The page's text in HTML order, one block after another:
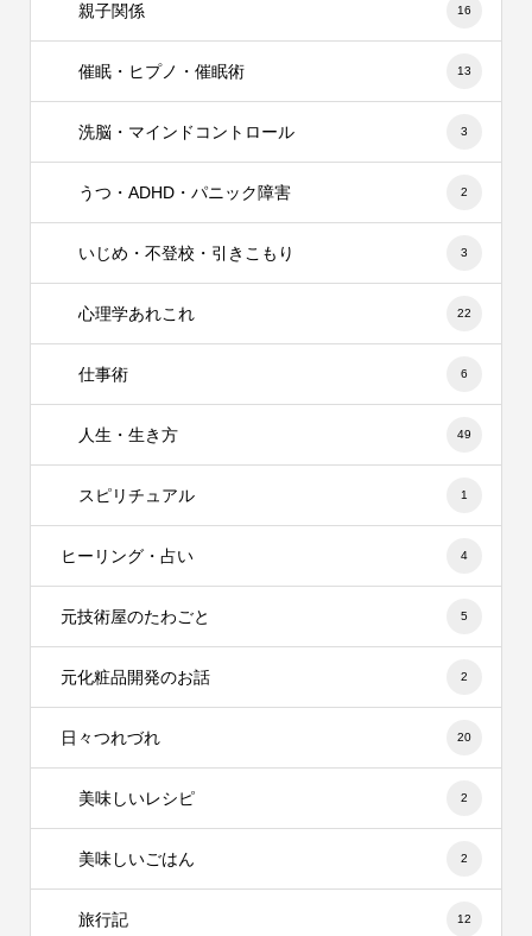
親子関係 16
催眠・ヒプノ・催眠術 13
洗脳・マインドコントロール 3
うつ・ADHD・パニック障害 2
いじめ・不登校・引きこもり 3
心理学あれこれ 22
仕事術 6
人生・生き方 49
スピリチュアル 1
ヒーリング・占い 4
元技術屋のたわごと 5
元化粧品開発のお話 2
日々つれづれ 20
美味しいレシピ 2
美味しいごはん 2
旅行記 12